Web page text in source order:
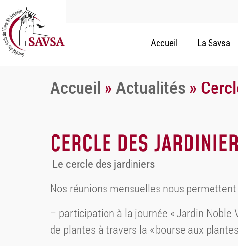
Accueil La Savsa
Accueil » Actualités »
CERCLE DES
Le cercle des jardiniers
Nos réunions mensuelles nous
– participation à la journée « Jardin Noble
de plantes à travers la « bourse aux plantes